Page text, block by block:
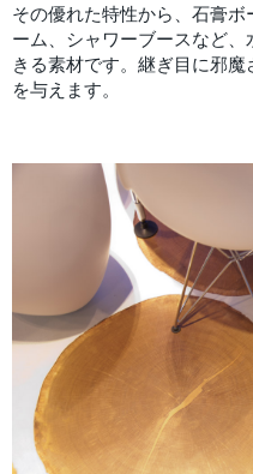
その優れた特性から、石膏
ーム、シャワーブースなど
きる素材です。継ぎ目に邪
を与えます。